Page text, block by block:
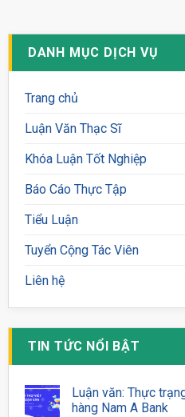
DANH MỤC DỊCH VỤ
Trang chủ
Luận Văn Thạc Sĩ
Khóa Luận Tốt Nghiệp
Báo Cáo Thực Tập
Tiểu Luận
Tuyển Cộng Tác Viên
Liên hệ
TIN TỨC NỔI BẬT
Luận văn: Thực
hàng Nam A Bank